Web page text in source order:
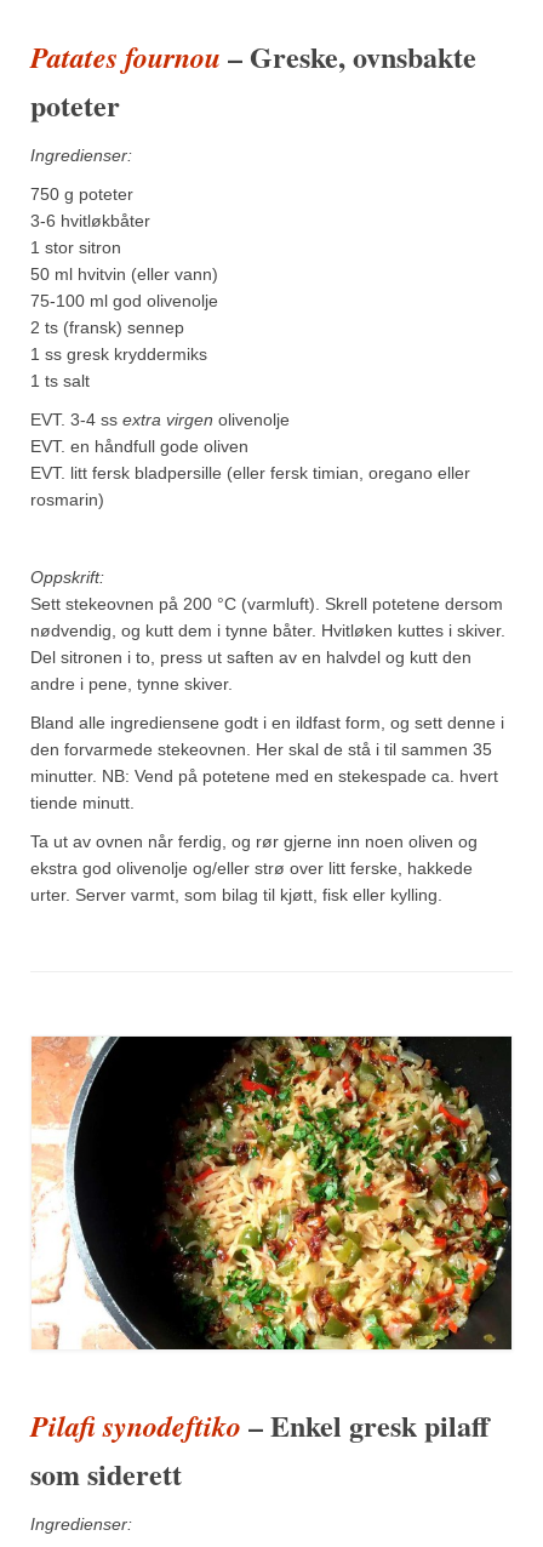
Patates fournou – Greske, ovnsbakte
poteter
Ingredienser:
750 g poteter
3-6 hvitløkbåter
1 stor sitron
50 ml hvitvin (eller vann)
75-100 ml god olivenolje
2 ts (fransk) sennep
1 ss gresk kryddermiks
1 ts salt
EVT. 3-4 ss extra virgen olivenolje
EVT. en håndfull gode oliven
EVT. litt fersk bladpersille (eller fersk timian, oregano eller
rosmarin)
Oppskrift:
Sett stekeovnen på 200 °C (varmluft). Skrell potetene dersom
nødvendig, og kutt dem i tynne båter. Hvitløken kuttes i skiver.
Del sitronen i to, press ut saften av en halvdel og kutt den
andre i pene, tynne skiver.
Bland alle ingrediensene godt i en ildfast form, og sett denne i
den forvarmede stekeovnen. Her skal de stå i til sammen 35
minutter. NB: Vend på potetene med en stekespade ca. hvert
tiende minutt.
Ta ut av ovnen når ferdig, og rør gjerne inn noen oliven og
ekstra god olivenolje og/eller strø over litt ferske, hakkede
urter. Server varmt, som bilag til kjøtt, fisk eller kylling.
Pilafi synodeftiko – Enkel gresk pilaff
som siderett
Ingredienser: